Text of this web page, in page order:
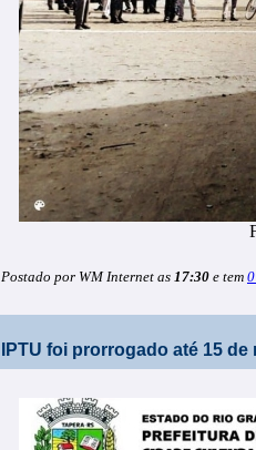
Postado por WM Internet as 17:30 e tem
IPTU foi prorrogado até 15 de